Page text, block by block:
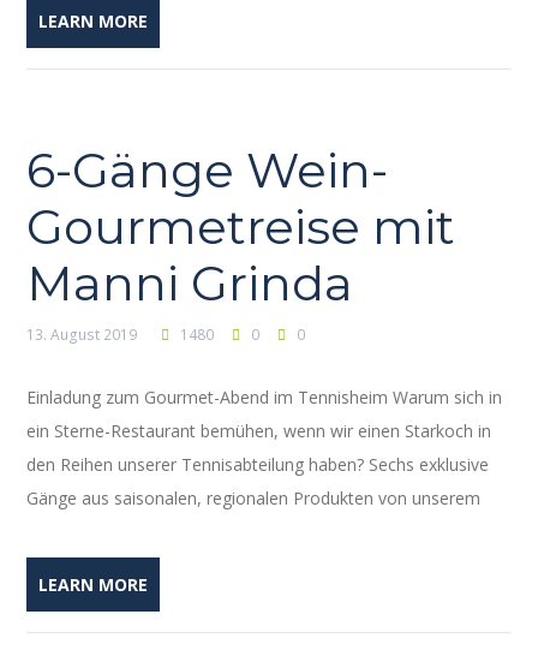
LEARN MORE
6-Gänge Wein-
Gourmetreise mit
Manni Grinda
13. August 2019 1480 0 0
Einladung zum Gourmet-Abend im Tennisheim Warum sich in
ein Sterne-Restaurant bemühen, wenn wir einen Starkoch in
den Reihen unserer Tennisabteilung haben? Sechs exklusive
Gänge aus saisonalen, regionalen Produkten von unserem
LEARN MORE